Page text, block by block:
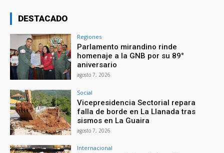
DESTACADO
Regiones
Parlamento mirandino rinde
homenaje a la GNB por su 89°
aniversario
agosto 7, 2026
Social
Vicepresidencia Sectorial repara
falla de borde en La Llanada tras
sismos en La Guaira
agosto 7, 2026
Internacional